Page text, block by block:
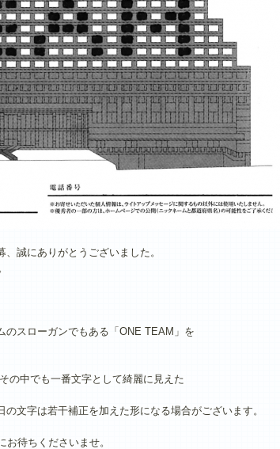
誠にありがとうございました。
のスローガンでもある「ONE TEAM」を
の中でも一番文字として綺麗に見えた
文字は若干補正を加えた形になる場合がございます。
待ちくださいませ。